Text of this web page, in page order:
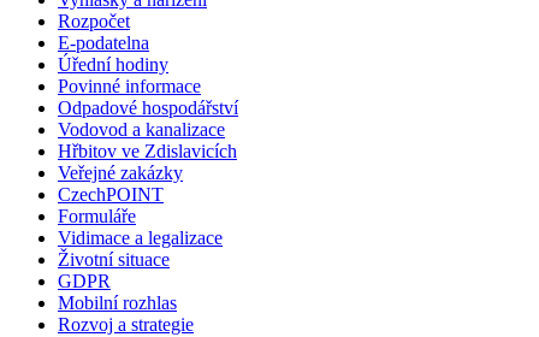
Rozpočet
E-podatelna
Úřední hodiny
Povinné informace
Odpadové hospodářství
Vodovod a kanalizace
Hřbitov ve Zdislavicích
Veřejné zakázky
CzechPOINT
Formuláře
Vidimace a legalizace
Životní situace
GDPR
Mobilní rozhlas
Rozvoj a strategie